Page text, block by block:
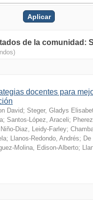
de la comunidad:
docentes para
David; Steger, Gladys
; Santos-López, Araceli;
Niño-Diaz, Leidy-Farley;
; Llanos-Redondo, Andrés;
Molina, Edison-Alberto;